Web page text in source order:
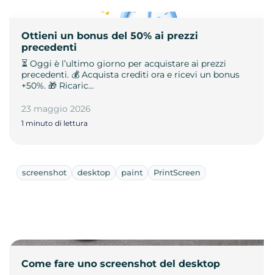
Ottieni un bonus del 50% ai prezzi
precedenti
⏳ Oggi è l’ultimo giorno per acquistare ai prezzi
precedenti. 💰 Acquista crediti ora e ricevi un bonus
+50%. 🎁 Ricaric…
23 maggio 2026
1 minuto di lettura
screenshot desktop paint PrintScreen
Come fare uno screenshot del desktop